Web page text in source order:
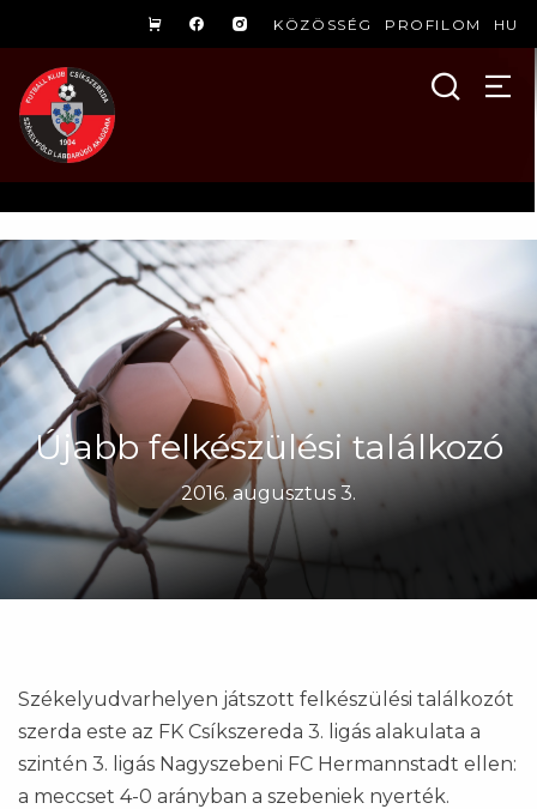
KÖZÖSSÉG PROFILOM HU
Újabb felkészülési találkozó
2016. augusztus 3.
Székelyudvarhelyen játszott felkészülési találkozót
szerda este az FK Csíkszereda 3. ligás alakulata a
szintén 3. ligás Nagyszebeni FC Hermannstadt ellen:
a meccset 4-0 arányban a szebeniek nyerték.